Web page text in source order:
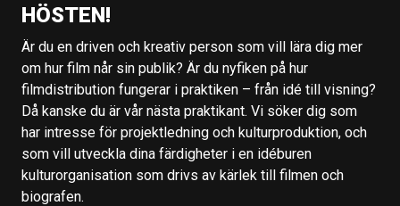
HÖSTEN!
Är du en driven och kreativ person som vill lära dig mer
om hur film når sin publik? Är du nyfiken på hur
filmdistribution fungerar i praktiken – från idé till visning?
Då kanske du är vår nästa praktikant. Vi söker dig som
har intresse för projektledning och kulturproduktion, och
som vill utveckla dina färdigheter i en idéburen
kulturorganisation som drivs av kärlek till filmen och
biografen.